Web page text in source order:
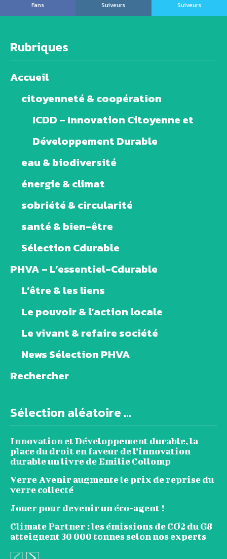
Fans
Suiveurs
Suiveurs
Rubriques
Accueil
citoyenneté & coopération
ICDD – Innovation Citoyenne et
Développement Durable
eau & biodiversité
énergie & climat
sobriété & circularité
santé & bien-être
Sélection Cdurable
PHVA – L’essentiel-Cdurable
L’être & les liens
Le pouvoir & l’action locale
Le vivant & refaire société
News Sélection PHVA
Rechercher
Sélection aléatoire ...
Innovation et Développement durable, la
place du droit en faveur de l’innovation
durable un livre de Emilie Collomp
Verre Avenir augmente le prix de reprise du
verre collecté
Jouer pour devenir un éco-agent !
Climate Partner : les émissions de CO2 du G8
atteignent 30 000 tonnes selon nos experts